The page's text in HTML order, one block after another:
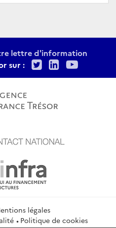
lettre d'information
sur :
TwitterLinkedIn
légales
Politique de cookies